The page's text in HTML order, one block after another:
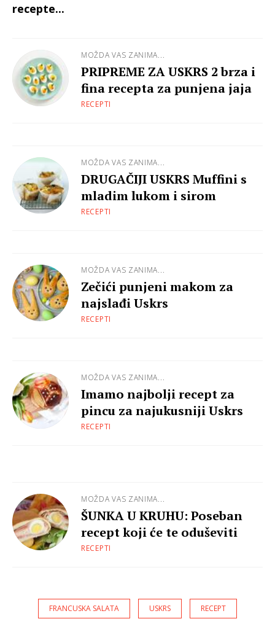
recepte...
MOŽDA VAS ZANIMA...
PRIPREME ZA USKRS 2 brza i
fina recepta za punjena jaja
RECEPTI
MOŽDA VAS ZANIMA...
DRUGAČIJI USKRS Muffini s
mladim lukom i sirom
RECEPTI
MOŽDA VAS ZANIMA...
Zečići punjeni makom za
najslađi Uskrs
RECEPTI
MOŽDA VAS ZANIMA...
Imamo najbolji recept za
pincu za najukusniji Uskrs
RECEPTI
MOŽDA VAS ZANIMA...
ŠUNKA U KRUHU: Poseban
recept koji će te oduševiti
RECEPTI
FRANCUSKA SALATA USKRS RECEPT